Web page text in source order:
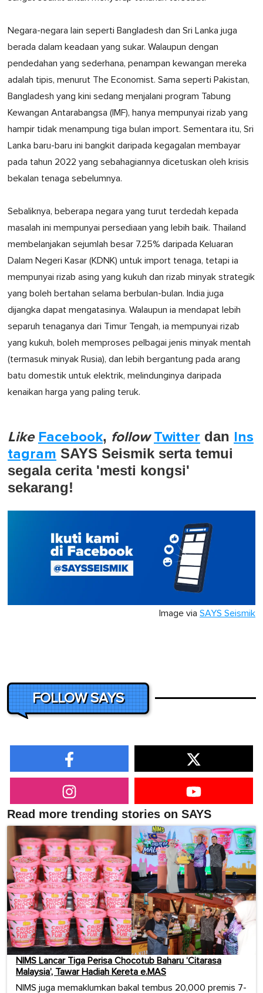
Negara-negara lain seperti Bangladesh dan Sri Lanka juga
berada dalam keadaan yang sukar. Walaupun dengan
pendedahan yang sederhana, penampan kewangan mereka
adalah tipis, menurut The Economist. Sama seperti Pakistan,
Bangladesh yang kini sedang menjalani program Tabung
Kewangan Antarabangsa (IMF), hanya mempunyai rizab yang
hampir tidak menampung tiga bulan import. Sementara itu, Sri
Lanka baru-baru ini bangkit daripada kegagalan membayar
pada tahun 2022 yang sebahagiannya dicetuskan oleh krisis
bekalan tenaga sebelumnya.
Sebaliknya, beberapa negara yang turut terdedah kepada
masalah ini mempunyai persediaan yang lebih baik. Thailand
membelanjakan sejumlah besar 7.25% daripada Keluaran
Dalam Negeri Kasar (KDNK) untuk import tenaga, tetapi ia
mempunyai rizab asing yang kukuh dan rizab minyak strategik
yang boleh bertahan selama berbulan-bulan. India juga
dijangka dapat mengatasinya. Walaupun ia mendapat lebih
separuh tenaganya dari Timur Tengah, ia mempunyai rizab
yang kukuh, boleh memproses pelbagai jenis minyak mentah
(termasuk minyak Rusia), dan lebih bergantung pada arang
batu domestik untuk elektrik, melindunginya daripada
kenaikan harga yang paling teruk.
Like Facebook, follow Twitter dan Ins
tagram SAYS Seismik serta temui
segala cerita 'mesti kongsi'
sekarang!
Image via SAYS Seismik
FOLLOW SAYS
Read more trending stories on SAYS
NIMS Lancar Tiga Perisa Chocotub Baharu ‘Citarasa
Malaysia’, Tawar Hadiah Kereta e.MAS
NIMS juga memaklumkan bakal tembus 20,000 premis 7-